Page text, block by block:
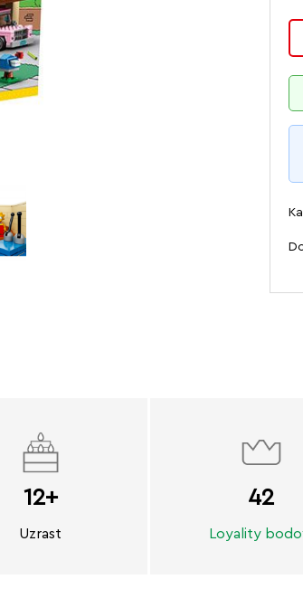
12+
Uzrast
42
Loyality